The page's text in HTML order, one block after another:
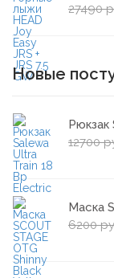
27490
Новые
Рюкзак
12700
Маска
6200